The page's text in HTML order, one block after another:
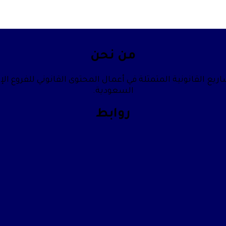
من نحن
القانونية المتمثلة في أعمال المحتوى القانوني للفروع
السعودية.
روابط